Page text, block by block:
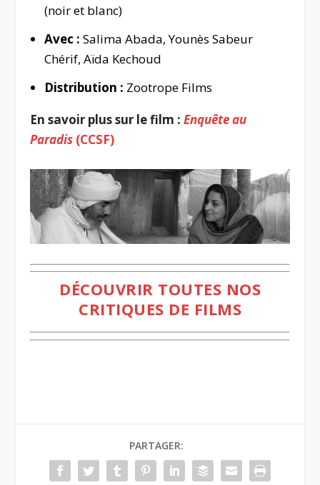
(noir et blanc)
Avec : Salima Abada, Younès Sabeur
Chérif, Aïda Kechoud
Distribution : Zootrope Films
En savoir plus sur le film :Enquête au
Paradis (CCSF)
DÉCOUVRIR TOUTES NOS
CRITIQUES DE FILMS
PARTAGER: